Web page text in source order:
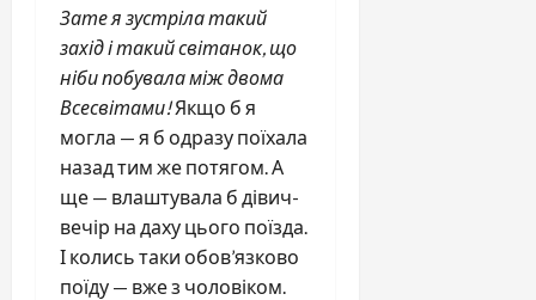
Зате я зустріла такий
захід і такий світанок, що
ніби побувала між двома
Всесвітами!Якщо б я
могла — я б одразу поїхала
назад тим же потягом. А
ще — влаштувала б дівич-
вечір на даху цього поїзда.
І колись таки обов’язково
поїду — вже з чоловіком.